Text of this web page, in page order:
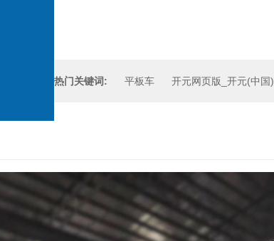
热门关键词: 平板车 开元网页版_开元(中国)